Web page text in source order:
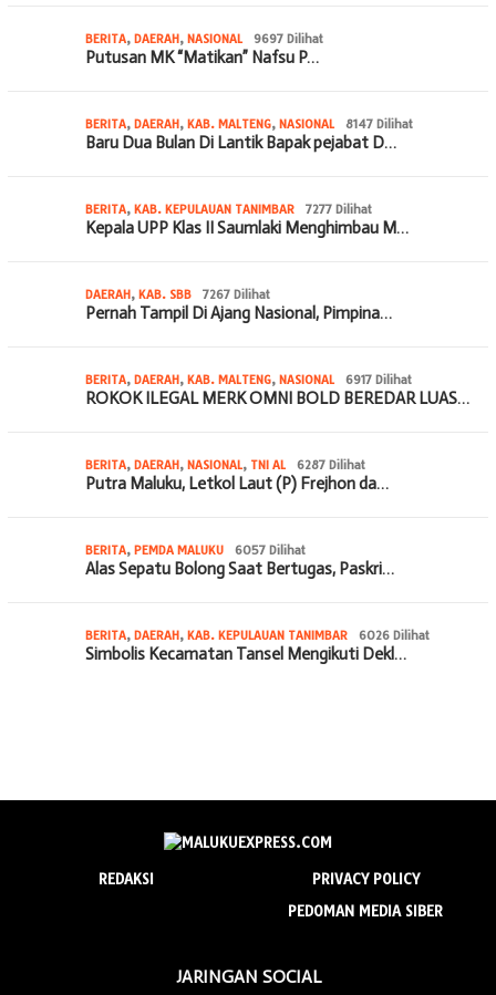
BERITA, DAERAH, NASIONAL 9697 Dilihat
Putusan MK “Matikan” Nafsu P…
BERITA, DAERAH, KAB. MALTENG, NASIONAL 8147 Dilihat
Baru Dua Bulan Di Lantik Bapak pejabat D…
BERITA, KAB. KEPULAUAN TANIMBAR 7277 Dilihat
Kepala UPP Klas II Saumlaki Menghimbau M…
DAERAH, KAB. SBB 7267 Dilihat
Pernah Tampil Di Ajang Nasional, Pimpina…
BERITA, DAERAH, KAB. MALTENG, NASIONAL 6917 Dilihat
ROKOK ILEGAL MERK OMNI BOLD BEREDAR LUAS…
BERITA, DAERAH, NASIONAL, TNI AL 6287 Dilihat
Putra Maluku, Letkol Laut (P) Frejhon da…
BERITA, PEMDA MALUKU 6057 Dilihat
Alas Sepatu Bolong Saat Bertugas, Paskri…
BERITA, DAERAH, KAB. KEPULAUAN TANIMBAR 6026 Dilihat
Simbolis Kecamatan Tansel Mengikuti Dekl…
REDAKSI
PRIVACY POLICY
PEDOMAN MEDIA SIBER
JARINGAN SOCIAL